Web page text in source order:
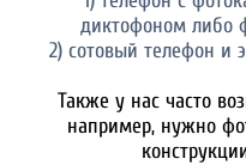
диктофоном либо
2) сотовый телефон и
Также у нас часто
например, нужно